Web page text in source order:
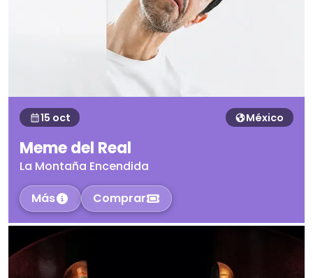
15 oct México
Meme del Real
La Montaña Encendida
Más
Comprar